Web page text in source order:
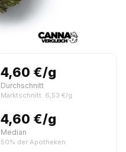
4,60 €/g
Durchschnitt
Marktschnitt: 6,53 €/g
4,60 €/g
Median
50% der Apotheken